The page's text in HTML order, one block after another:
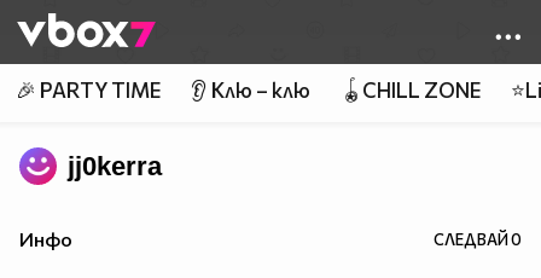
👾
🎉 PARTY TIME 👂 Клю – клю 🪀CHILL ZONE
jj0kerra
Инфо СЛЕДВАЙ0